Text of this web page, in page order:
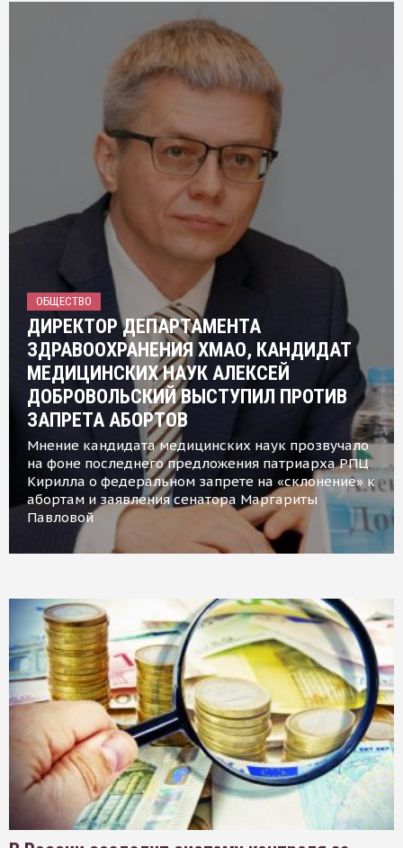
ОБЩЕСТВО
ДИРЕКТОР ДЕПАРТАМЕНТА
ЗДРАВООХРАНЕНИЯ ХМАО, КАНДИДАТ
МЕДИЦИНСКИХ НАУК АЛЕКСЕЙ
ДОБРОВОЛЬСКИЙ ВЫСТУПИЛ ПРОТИВ
ЗАПРЕТА АБОРТОВ
Мнение кандидата медицинских наук прозвучало
на фоне последнего предложения патриарха РПЦ
Кирилла о федеральном запрете на «склонение» к
абортам и заявления сенатора Маргариты
Павловой